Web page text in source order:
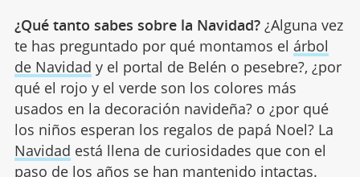
¿Qué tanto sabes sobre la Navidad?¿Alguna vez
te has preguntado por qué montamos el árbol
de Navidad y el portal de Belén o pesebre?, ¿por
qué el rojo y el verde son los colores más
usados en la decoración navideña? o ¿por qué
los niños esperan los regalos de papá Noel? La
Navidad está llena de curiosidades que con el
paso de los años se han mantenido intactas.